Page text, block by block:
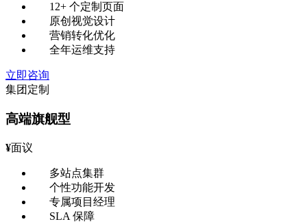
12+ 个定制页面
原创视觉设计
营销转化优化
全年运维支持
立即咨询
集团定制
高端旗舰型
¥面议
多站点集群
个性功能开发
专属项目经理
SLA 保障